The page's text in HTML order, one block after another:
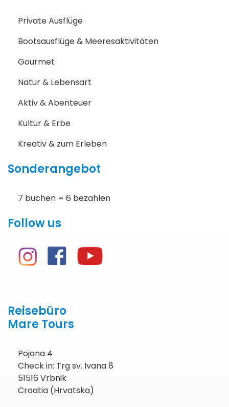
Private Ausflüge
Bootsausflüge & Meeresaktivitäten
Gourmet
Natur & Lebensart
Aktiv & Abenteuer
Kultur & Erbe
Kreativ & zum Erleben
Sonderangebot
7 buchen = 6 bezahlen
Follow us
Reisebüro
Mare Tours
Pojana 4
Check in: Trg sv. Ivana 8
51516 Vrbnik
Croatia (Hrvatska)